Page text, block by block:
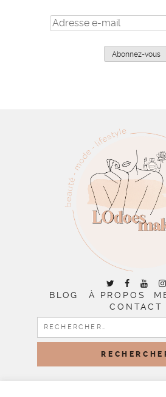
Adresse
e-
Abonnez-vous
BLOG À PROPOS
CONTACT